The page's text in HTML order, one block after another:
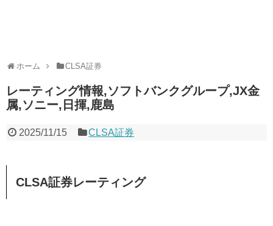
ホーム CLSA証券
レーティング情報,ソフトバンクグループ,JX金
属,ソニー,日揮,鹿島
2025/11/15 CLSA証券
CLSA証券レーティング